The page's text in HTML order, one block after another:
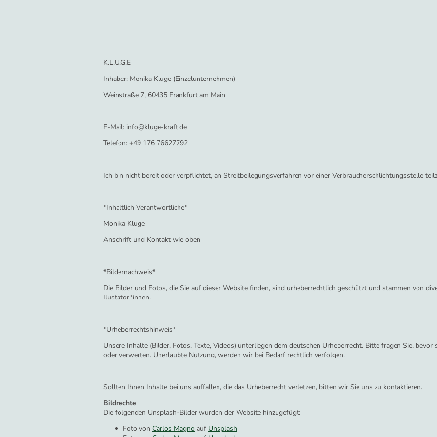
K.L.U.G.E
Inhaber: Monika Kluge (Einzelunternehmen)
Weinstraße 7, 60435 Frankfurt am Main
E-Mail: info@kluge-kraft.de
‍Telefon: +49 176 76627792
Ich bin nicht bereit oder verpflichtet, an Streitbeilegungsverfahren vor einer Verbraucherschlichtungsstelle
*Inhaltlich Verantwortliche*
Monika Kluge
Anschrift und Kontakt wie oben
*Bildernachweis*
Die Bilder und Fotos, die Sie auf dieser Website finden, sind urheberrechtlich geschützt und stammen von
Ilustator*innen.
*Urheberrechtshinweis*
Unsere Inhalte (Bilder, Fotos, Texte, Videos) unterliegen dem deutschen Urheberrecht. Bitte fragen Sie,
oder verwerten. Unerlaubte Nutzung, werden wir bei Bedarf rechtlich verfolgen.
Sollten Ihnen Inhalte bei uns auffallen, die das Urheberrecht verletzen, bitten wir Sie uns zu kontaktieren.
Bildrechte
Die folgenden Unsplash-Bilder wurden der Website hinzugefügt:
Foto von Carlos Magno auf Unsplash